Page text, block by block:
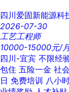
四川爱固新能源科
2026-07-30
工艺工程师
10000-15000元/
四川-宜宾 不限经
包住 五险一金 社
日 免费培训 八小